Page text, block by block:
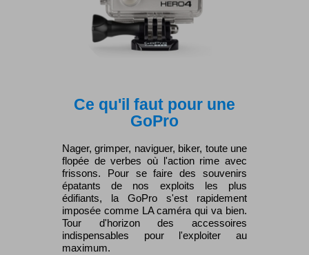
Ce qu'il faut pour une
GoPro
Nager, grimper, naviguer, biker, toute une
flopée de verbes où l'action rime avec
frissons. Pour se faire des souvenirs
épatants de nos exploits les plus
édifiants, la GoPro s'est rapidement
imposée comme LA caméra qui va bien.
Tour d'horizon des accessoires
indispensables pour l'exploiter au
maximum.